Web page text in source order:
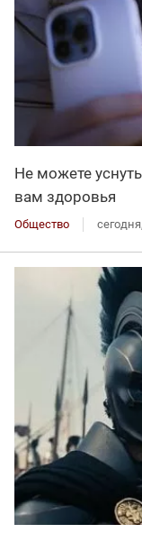
Не можете
вам здоровья
Общество